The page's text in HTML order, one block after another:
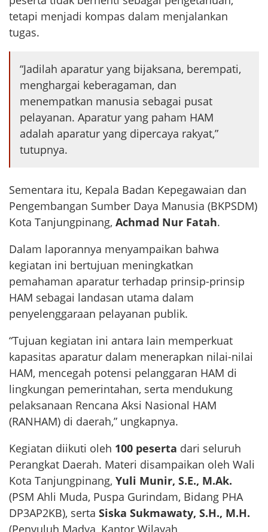
tetapi menjadi kompas dalam menjalankan
tugas.
“Jadilah aparatur yang bijaksana, berempati,
menghargai keberagaman, dan
menempatkan manusia sebagai pusat
pelayanan. Aparatur yang paham HAM
adalah aparatur yang dipercaya rakyat,”
tutupnya.
Sementara itu, Kepala Badan Kepegawaian dan
Pengembangan Sumber Daya Manusia (BKPSDM)
Kota Tanjungpinang, Achmad Nur Fatah.
Dalam laporannya menyampaikan bahwa
kegiatan ini bertujuan meningkatkan
pemahaman aparatur terhadap prinsip-prinsip
HAM sebagai landasan utama dalam
penyelenggaraan pelayanan publik.
“Tujuan kegiatan ini antara lain memperkuat
kapasitas aparatur dalam menerapkan nilai-nilai
HAM, mencegah potensi pelanggaran HAM di
lingkungan pemerintahan, serta mendukung
pelaksanaan Rencana Aksi Nasional HAM
(RANHAM) di daerah,” ungkapnya.
Kegiatan diikuti oleh 100 peserta dari seluruh
Perangkat Daerah. Materi disampaikan oleh Wali
Kota Tanjungpinang, Yuli Munir, S.E., M.Ak.
(PSM Ahli Muda, Puspa Gurindam, Bidang PHA
DP3AP2KB), serta Siska Sukmawaty, S.H., M.H.